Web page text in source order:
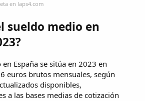
en laps4.com
sueldo medio en
España se sitúa en 2023 en
euros brutos mensuales, según
disponibles,
a las bases medias de cotización